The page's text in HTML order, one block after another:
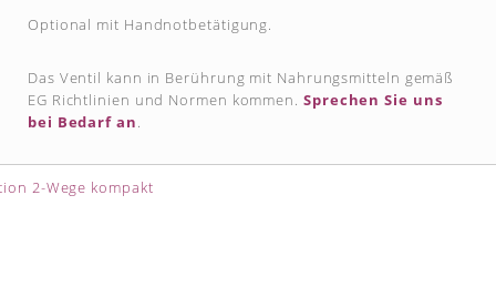
Optional mit Handnotbetätigung.
Das Ventil kann in Berührung mit Nahrungsmitteln gemäß
EG Richtlinien und Normen kommen. Sprechen Sie uns
bei Bedarf an.